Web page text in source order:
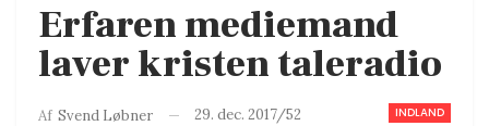
Erfaren mediemand
laver kristen taleradio
INDLAND
Af Svend Løbner 29. dec. 2017/52